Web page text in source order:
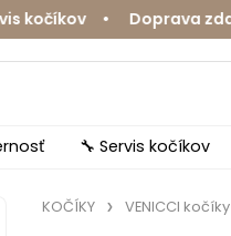
• Doprava
🔧 Servis kočíkov
KOČÍKY VENICCI kočíky